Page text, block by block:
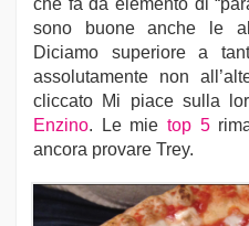
che fa da elemento di
sono buone anche le
Diciamo superiore a
assolutamente non
cliccato Mi piace sulla
Enzino. Le mie top 5
ancora provare Trey.